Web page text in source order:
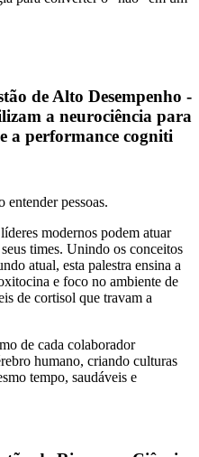
de Alto Desempenho -
a neurociência para
a performance cogniti
entender pessoas.
modernos podem atuar
times. Unindo os conceitos
atual, esta palestra ensina a
e foco no ambiente de
de cortisol que travam a
de cada colaborador
humano, criando culturas
tempo, saudáveis e